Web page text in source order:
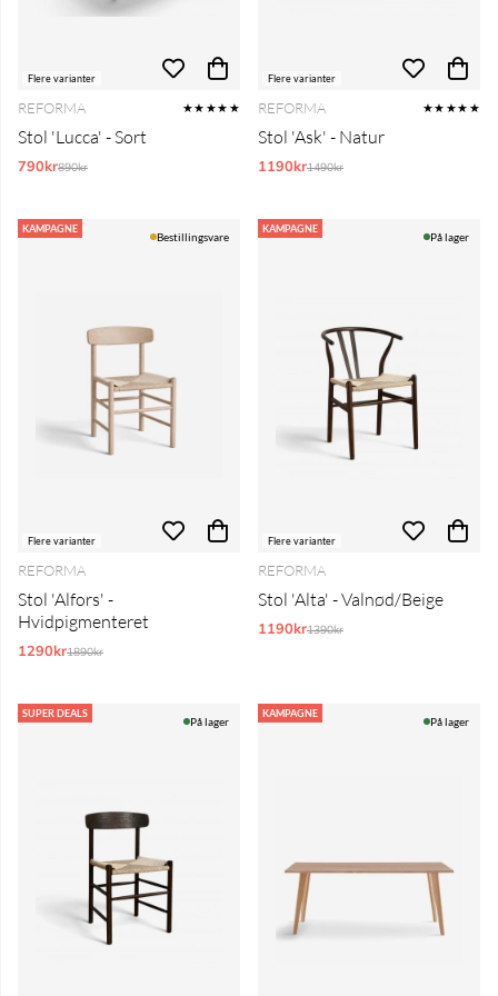
Flere varianter
REFORMA ★★★★★
Stol 'Lucca' - Sort
790krNormalpris:
890kr
Flere varianter
REFORMA ★★★★★
Stol 'Ask' - Natur
1190krNormalpris:
1490kr
KAMPAGNE
Flere varianter
Bestillingsvare
REFORMA
Stol 'Alfors' -
Hvidpigmenteret
1290krNormalpris:
1890kr
KAMPAGNE
Flere varianter
På lager
REFORMA
Stol 'Alta' - Valnød/Beige
1190krNormalpris:
1390kr
SUPER DEALS
På lager
KAMPAGNE
På lager